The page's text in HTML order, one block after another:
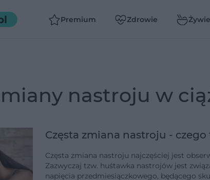
Premium Zdrowie
zmiany nastroju w
Częsta zmiana nastroju -
Częsta zmiana nastroju najczęściej jest
Zazwyczaj tzw. huśtawka nastrojów jest
napięcia przedmiesiączkowego, będącego